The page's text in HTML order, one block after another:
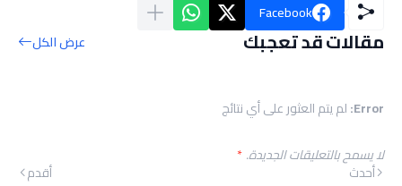
Facebook
مقالات قد تعجبك عرض الكل
Error: لم يتم العثور على أي نتائج
لا يسمح بالتعليقات الجديدة.*
أحدث أقدم